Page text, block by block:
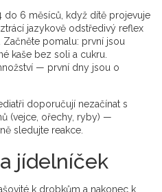
6 měsíců, když dítě projevuje
jazykově odstředivý reflex
pomalu: první jsou
kaše bez soli a cukru.
— první dny jsou o
doporučují nezačínat s
(vejce, ořechy, ryby) —
sledujte reakce.
jídelníček
k drobkům a nakonec k